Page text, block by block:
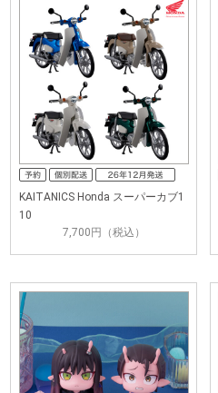
KAITANICS Honda スーパーカブ1
10
7,700円（税込）